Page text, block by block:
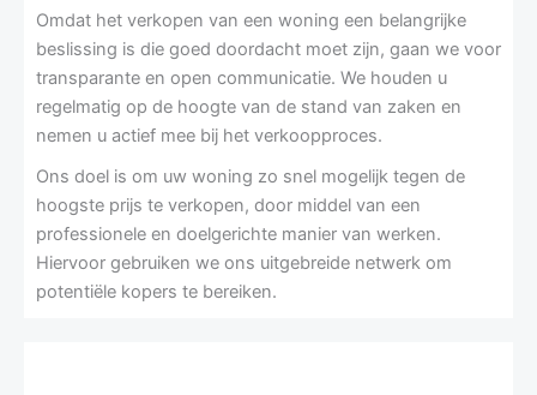
Omdat het verkopen van een woning een belangrijke
beslissing is die goed doordacht moet zijn, gaan we voor
transparante en open communicatie. We houden u
regelmatig op de hoogte van de stand van zaken en
nemen u actief mee bij het verkoopproces.
Ons doel is om uw woning zo snel mogelijk tegen de
hoogste prijs te verkopen, door middel van een
professionele en doelgerichte manier van werken.
Hiervoor gebruiken we ons uitgebreide netwerk om
potentiële kopers te bereiken.